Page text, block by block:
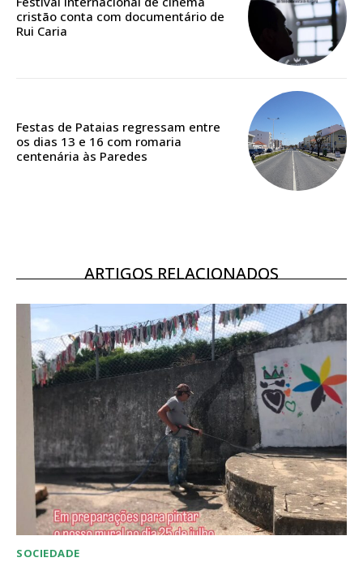
casa
Acesso aos conteúdos Exclusivos para
Escolha o plano
16€
12 meses
Acesso ao conteúdo online
Acesso aos conteúdos Exclusivos para
assinantes
Ofertas para assinatura anual
Escolha o plano
cristão conta com documentário de
Rui Caria
Festas de Pataias regressam entre
os dias 13 e 16 com romaria
centenária às Paredes
ARTIGOS RELACIONADOS
SOCIEDADE